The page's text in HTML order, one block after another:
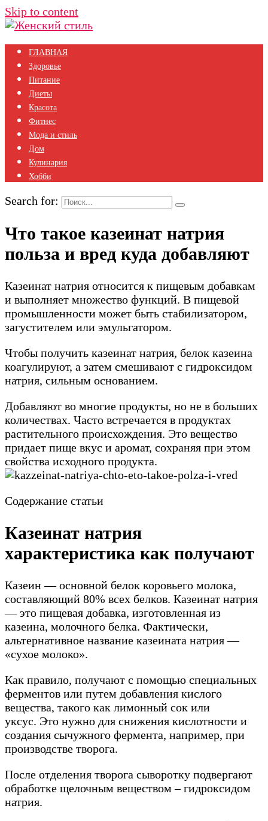
Skip to content
ГЛАВНАЯ
Здоровье
Питание
Диеты
Красота
Фитнес
Мода и стиль
Дом
Кулинария
Хобби
Search for:
Что такое казеинат натрия
польза и вред куда добавляют
Казеинат натрия относится к пищевым добавкам
и выполняет множество функций. В пищевой
промышленности может быть стабилизатором,
загустителем или эмульгатором.
Чтобы получить казеинат натрия, белок казеина
коагулируют, а затем смешивают с гидроксидом
натрия, сильным основанием.
Добавляют во многие продукты, но не в больших
количествах. Часто встречается в продуктах
растительного происхождения. Это вещество
придает пище вкус и аромат, сохраняя при этом
свойства исходного продукта.
Содержание статьи
Казеинат натрия
характеристика как получают
Казеин — основной белок коровьего молока,
составляющий 80% всех белков. Казеинат натрия
— это пищевая добавка, изготовленная из
казеина, молочного белка. Фактически,
альтернативное название казеината натрия —
«сухое молоко».
Как правило, получают с помощью специальных
ферментов или путем добавления кислого
вещества, такого как лимонный сок или
уксус. Это нужно для снижения кислотности и
создания сычужного фермента, например, при
производстве творога.
После отделения творога сыворотку подвергают
обработке щелочным веществом – гидроксидом
натрия.